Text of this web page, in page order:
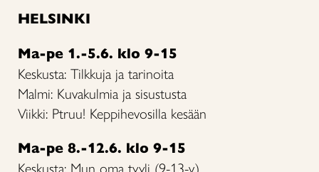
HELSINKI
Ma-pe 1.-5.6. klo 9-15
Keskusta: Tilkkuja ja tarinoita
Malmi: Kuvakulmia ja sisustusta
Viikki: Ptruu! Keppihevosilla kesään
Ma-pe 8.-12.6. klo 9-15
Keskusta: Mun oma tyyli (9-13-v.)